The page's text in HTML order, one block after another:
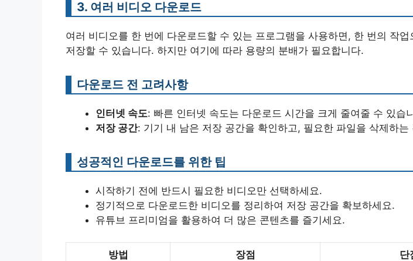
3. 여러 비디오 다운로드
여러 비디오를 한 번에 다운로드할 수 있는 프로그램을 사용하면, 한 번의 작업
저장할 수 있습니다. 하지만 여기에 따라 용량의 분배가 필요합니다.
다운로드 전 고려사항
인터넷 속도: 빠른 인터넷 속도는 다운로드 시간을 크게 줄여줄 수 있습
저장 공간: 기기 내 남은 저장 공간을 확인하고, 필요한 파일을 삭제하는
성공적인 다운로드를 위한 팁
시작하기 전에 반드시 필요한 비디오만 선택하세요.
정기적으로 다운로드한 비디오를 정리하여 저장 공간을 확보하세요.
유튜브 프리미엄을 활용하여 더 많은 콘텐츠를 즐기세요.
방법 장점 단